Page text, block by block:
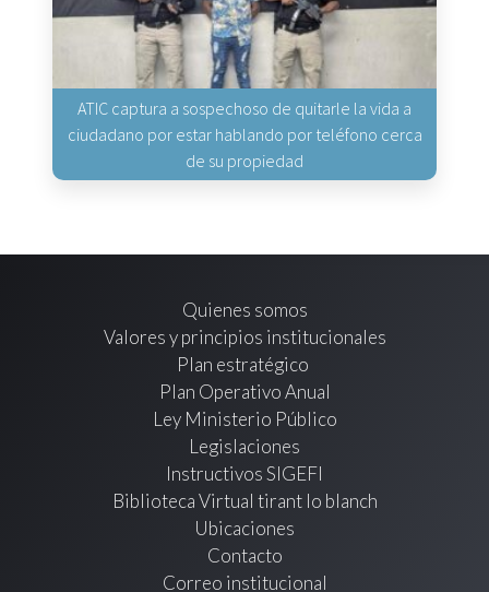
ATIC captura a sospechoso de quitarle la vida a
ciudadano por estar hablando por teléfono cerca
de su propiedad
Quienes somos
Valores y principios institucionales
Plan estratégico
Plan Operativo Anual
Ley Ministerio Público
Legislaciones
Instructivos SIGEFI
Biblioteca Virtual tirant lo blanch
Ubicaciones
Contacto
Correo institucional